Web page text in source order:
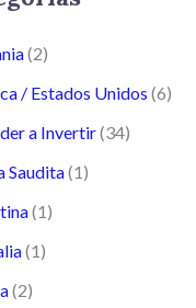
(2)
/ Estados Unidos (6)
a Invertir(34)
Saudita(1)
(1)
(1)
(2)